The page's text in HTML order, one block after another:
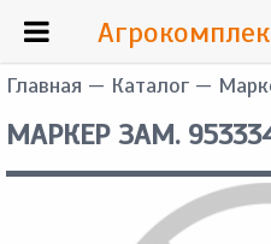
Главная — Каталог —
МАРКЕР ЗАМ.